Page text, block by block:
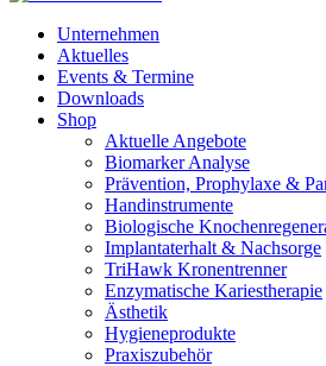
Unternehmen
Aktuelles
Events & Termine
Downloads
Shop
Aktuelle Angebote
Biomarker Analyse
Prävention, Prophylaxe &
Handinstrumente
Biologische
Implantaterhalt & Nachsorge
TriHawk Kronentrenner
Enzymatische Kariestherapie
Ästhetik
Hygieneprodukte
Praxiszubehör